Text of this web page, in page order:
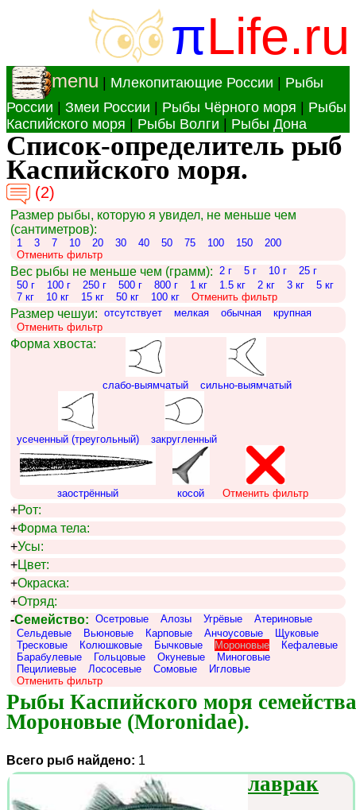
πLife.ru
menu Млекопитающие России
Рыбы
России
Змеи России Рыбы Чёрного моря
Рыбы
Каспийского моря
Рыбы Волги Рыбы Дона
Список-определитель рыб
Каспийского моря.
(2)
Размер рыбы, которую я увидел, не меньше чем
(сантиметров):
1 3 7 10 20 30 40 50 75 100 150
200
Отменить фильтр
Вес рыбы не меньше чем (грамм): 2 г 5 г 10 г
25 г
50 г
100 г 250 г 500 г 800 г 1 кг 1.5 кг 2 кг 3 кг
5 кг
7 кг
10 кг 15 кг 50 кг 100 кг Отменить фильтр
Размер чешуи: отсутствует мелкая обычная
крупная
Отменить фильтр
Форма хвоста:
слабо-выямчатый сильно-выямчатый
усеченный (треугольный) закругленный
заострённый косой Отменить фильтр
+Рот:
+Форма тела:
+Усы:
+Цвет:
+Окраска:
+Отряд:
-Семейство: Осетровые Алозы Угрёвые
Атериновые
Сельдевые
Вьюновые Карповые Анчоусовые
Щуковые
Тресковые
Колюшковые Бычковые Мороновые
Кефалевые
Барабулевые
Гольцовые Окуневые
Миноговые
Пецилиевые
Лососевые Сомовые
Игловые
Отменить фильтр
Рыбы Каспийского моря семейства
Мороновые (Moronidae).
Всего рыб найдено: 1
лаврак